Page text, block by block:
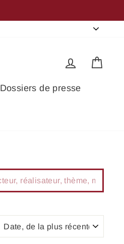
Langue
Se
Dossiers de presse